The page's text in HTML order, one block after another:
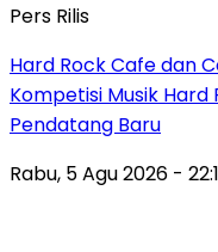
Pers Rilis
Hard Rock Cafe dan
Kompetisi Musik Hard
Pendatang Baru
Rabu, 5 Agu 2026 -